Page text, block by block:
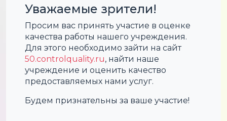
Уважаемые зрители!
Просим вас принять участие в оценке
качества работы нашего учреждения.
Для этого необходимо зайти на сайт
50.controlquality.ru, найти наше
учреждение и оценить качество
предоставляемых нами услуг.
Будем признательны за ваше участие!